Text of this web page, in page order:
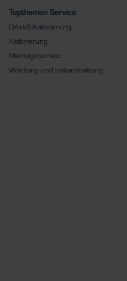
Topthemen Service
DAkkS Kalibrierung
Kalibrierung
Montageservice
Wartung und Instandhaltung